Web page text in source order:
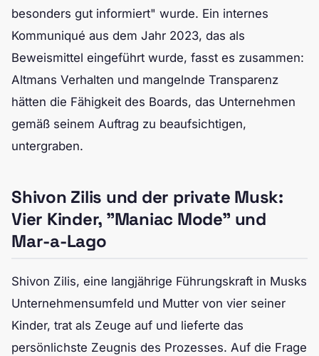
besonders gut informiert" wurde. Ein internes
Kommuniqué aus dem Jahr 2023, das als
Beweismittel eingeführt wurde, fasst es zusammen:
Altmans Verhalten und mangelnde Transparenz
hätten die Fähigkeit des Boards, das Unternehmen
gemäß seinem Auftrag zu beaufsichtigen,
untergraben.
Shivon Zilis und der private Musk:
Vier Kinder, "Maniac Mode" und
Mar-a-Lago
Shivon Zilis, eine langjährige Führungskraft in Musks
Unternehmensumfeld und Mutter von vier seiner
Kinder, trat als Zeuge auf und lieferte das
persönlichste Zeugnis des Prozesses. Auf die Frage